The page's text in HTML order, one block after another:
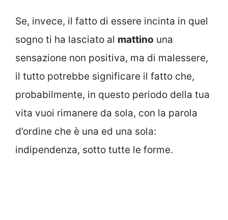
Se, invece, il fatto di essere incinta in quel
sogno ti ha lasciato al mattino una
sensazione non positiva, ma di malessere,
il tutto potrebbe significare il fatto che,
probabilmente, in questo periodo della tua
vita vuoi rimanere da sola, con la parola
d’ordine che è una ed una sola:
indipendenza, sotto tutte le forme.